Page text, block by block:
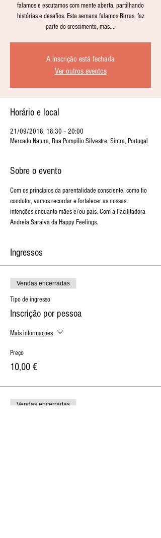
falamos e escutamos com mente aberta, partilhando
histórias e desafios. Esta semana falamos Birras, faz
parte do crescimento, mas....
A inscrição está fechada
Ver outros eventos
Horário e local
21/09/2018, 18:30 – 20:00
Mercado Natura, Rua Pompilio Silvestre, Sintra, Portugal
Sobre o evento
Com os princípios da parentalidade consciente, como fio
condutor, vamos recordar e fortalecer as nossas
intenções enquanto mães e/ou pais. Com a Facilitadora
Andreia Saraiva da Happy Feelings.
Ingressos
Vendas encerradas
Tipo de ingresso
Inscrição por pessoa
Mais informações
Preço
10,00 €
Vendas encerradas